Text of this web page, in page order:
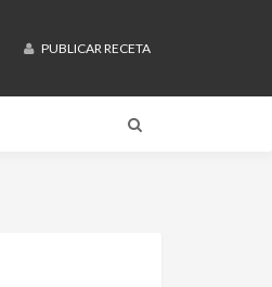
PUBLICAR RECETA